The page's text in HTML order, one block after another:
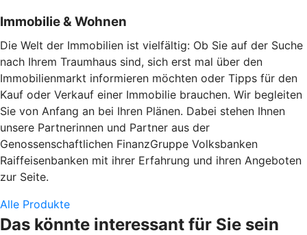
Immobilie & Wohnen
Die Welt der Immobilien ist vielfältig: Ob Sie auf der Suche
nach Ihrem Traumhaus sind, sich erst mal über den
Immobilienmarkt informieren möchten oder Tipps für den
Kauf oder Verkauf einer Immobilie brauchen. Wir begleiten
Sie von Anfang an bei Ihren Plänen. Dabei stehen Ihnen
unsere Partnerinnen und Partner aus der
Genossenschaftlichen FinanzGruppe Volksbanken
Raiffeisenbanken mit ihrer Erfahrung und ihren Angeboten
zur Seite.
Alle Produkte
Das könnte interessant für Sie sein